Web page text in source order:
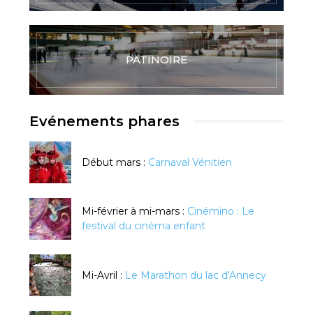
PATINOIRE
Evénements phares
Début mars : Carnaval Vénitien
Mi-février à mi-mars : Cinémino : Le
festival du cinéma enfant
Mi-Avril : Le Marathon du lac d'Annecy